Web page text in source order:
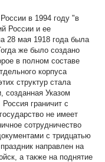
в 1994 году "в
России и ее
28 мая 1918 года была
же было создано
в полном составе
корпуса
структур стала
созданная Указом
граничит с
не имеет
сотрудничество
с тридцатью
направлен на
а также на поднятие